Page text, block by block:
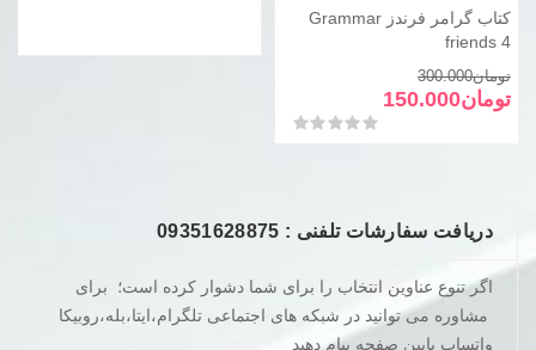
کتاب گرامر فرندز Grammar
friends 4
تومان300.000قیمت
اصلی
تومان300.000
تومان150.000
قیمت
فعلی
تومان150.000
امتیاز0از 5
دریافت سفارشات تلفنی : 09351628875
اگر تنوع عناوین انتخاب را برای شما دشوار کرده است؛ برای
مشاوره می توانید در شبکه های اجتماعی تلگرام،ایتا،بله،روبیکا
واتساپ پایین صفحه پیام دهید